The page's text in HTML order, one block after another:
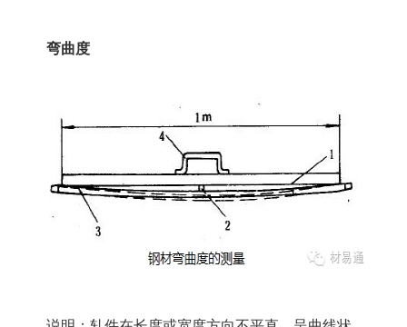
弯曲度